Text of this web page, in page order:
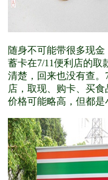
随身不可能带很多现
蓄卡在7/11便利店的取
清楚，回来也没有查
店，取现、购卡、买食
价格可能略高，但都是